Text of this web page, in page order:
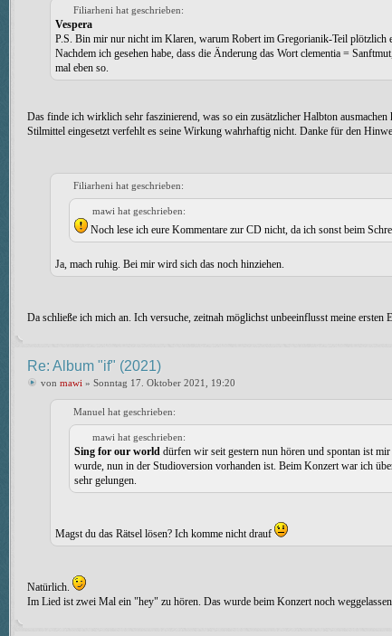
Filiarheni hat geschrieben:
Vespera
P.S. Bin mir nur nicht im Klaren, warum Robert im Gregorianik-Teil plötzlich
Nachdem ich gesehen habe, dass die Änderung das Wort clementia =
mal eben so.
Das finde ich wirklich sehr faszinierend, was so ein zusätzlicher Halbton
Stilmittel eingesetzt verfehlt es seine Wirkung wahrhaftig nicht. Danke für den
Filiarheni hat geschrieben:
mawi hat geschrieben:
Noch lese ich eure Kommentare zur CD nicht, da ich sonst beim
Ja, mach ruhig. Bei mir wird sich das noch hinziehen.
Da schließe ich mich an. Ich versuche, zeitnah möglichst unbeeinflusst meine ersten
Re: Album "if" (2021)
von mawi » Sonntag 17. Oktober 2021, 19:20
Manuel hat geschrieben:
mawi hat geschrieben:
Sing for our world dürfen wir seit gestern nun hören und spontan ist
wurde, nun in der Studioversion vorhanden ist. Beim Konzert war ich
sehr gelungen.
Magst du das Rätsel lösen? Ich komme nicht drauf
Natürlich.
Im Lied ist zwei Mal ein "hey" zu hören. Das wurde beim Konzert noch weggelassen.